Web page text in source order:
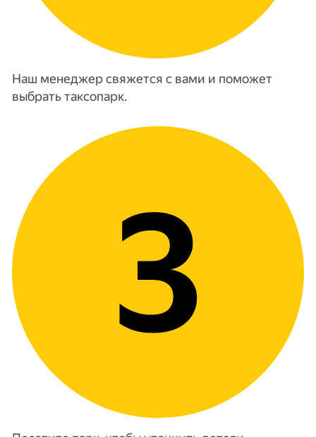
Наш менеджер свяжется с вами и поможет
выбрать таксопарк.